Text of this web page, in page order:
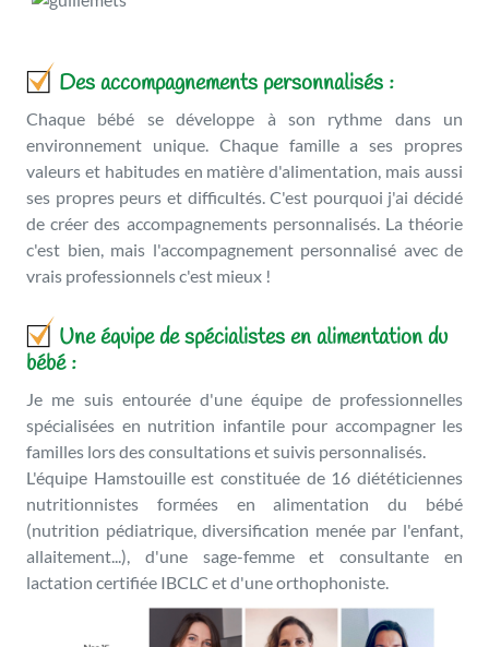
Des accompagnements personnalisés :
Chaque bébé se développe à son rythme dans un
environnement unique. Chaque famille a ses propres
valeurs et habitudes en matière d'alimentation, mais aussi
ses propres peurs et difficultés. C'est pourquoi j'ai décidé
de créer des accompagnements personnalisés. La théorie
c'est bien, mais l'accompagnement personnalisé avec de
vrais professionnels c'est mieux !
Une équipe de spécialistes en alimentation du
bébé :
Je me suis entourée d'une équipe de professionnelles
spécialisées en nutrition infantile pour accompagner les
familles lors des consultations et suivis personnalisés.
L'équipe Hamstouille est constituée de 16 diététiciennes
nutritionnistes formées en alimentation du bébé
(nutrition pédiatrique, diversification menée par l'enfant,
allaitement...), d'une sage-femme et consultante en
lactation certifiée IBCLC et d'une orthophoniste.